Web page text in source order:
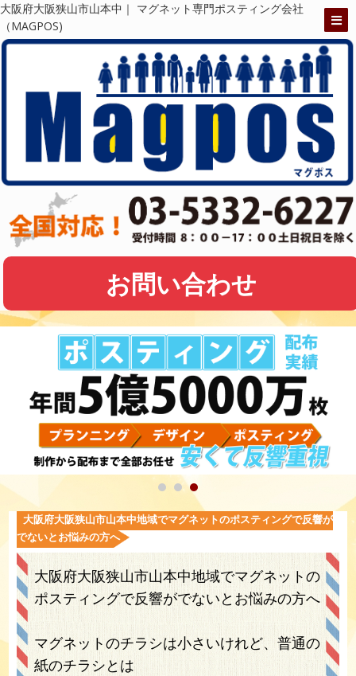
大阪府大阪狭山市山本中｜ マグネット専門ポスティング会社
（MAGPOS)
お問い合わせ
大阪府大阪狭山市山本中地域でマグネットのポスティングで反響が
でないとお悩みの方へ
大阪府大阪狭山市山本中地域でマグネットの
ポスティングで反響がでないとお悩みの方へ
マグネットのチラシは小さいけれど、普通の
紙のチラシとは